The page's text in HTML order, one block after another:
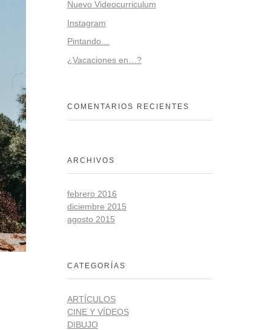
Nuevo Videocurriculum
Instagram
Pintando…
¿Vacaciones en…?
COMENTARIOS RECIENTES
ARCHIVOS
febrero 2016
diciembre 2015
agosto 2015
CATEGORÍAS
ARTÍCULOS
CINE Y VÍDEOS
DIBUJO